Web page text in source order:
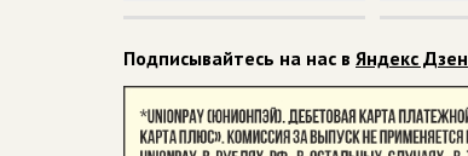
Подписывайтесь на нас в Яндекс Дзен